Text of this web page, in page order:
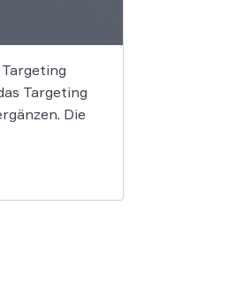
Targeting
Die